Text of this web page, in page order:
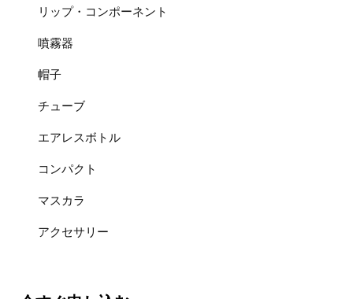
リップ・コンポーネント
噴霧器
帽子
チューブ
エアレスボトル
コンパクト
マスカラ
アクセサリー